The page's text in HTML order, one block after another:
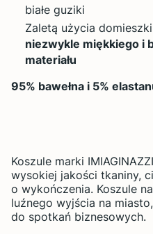
białe guziki
Zaletą użycia
niezwykle miękkiego i
materiału
95% bawełna i 5%
Koszule marki
wysokiej jakości tkaniny,
o wykończenia. Koszule
luźnego wyjścia na
do spotkań biznesowych.